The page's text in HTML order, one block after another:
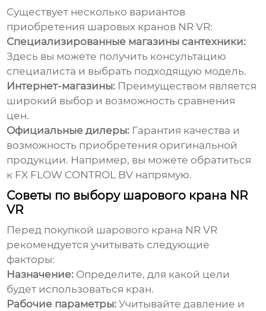
Существует несколько вариантов
приобретения шаровых кранов NR VR:
Специализированные магазины сантехники:
Здесь вы можете получить консультацию
специалиста и выбрать подходящую модель.
Интернет-магазины: Преимуществом является
широкий выбор и возможность сравнения
цен.
Официальные дилеры: Гарантия качества и
возможность приобретения оригинальной
продукции. Например, вы можете обратиться
к FX FLOW CONTROL BV напрямую.
Советы по выбору шарового крана NR
VR
Перед покупкой шарового крана NR VR
рекомендуется учитывать следующие
факторы:
Назначение: Определите, для какой цели
будет использоваться кран.
Рабочие параметры: Учитывайте давление и